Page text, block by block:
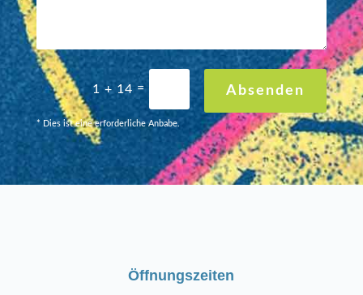
1 + 14 = Absenden
* Dies ist eine erforderliche Anbabe.
Öffnungszeiten